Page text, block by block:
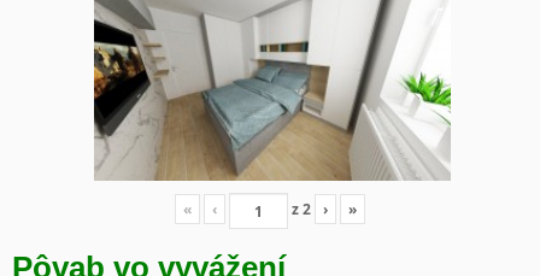
« ‹ z2 › »
Pôvab vo vyvážení